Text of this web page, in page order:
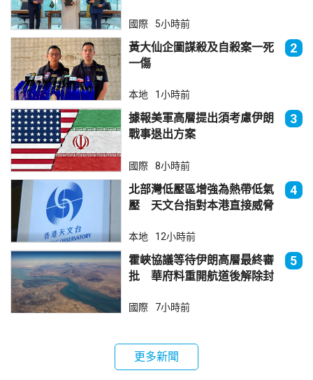
國際 5小時前
黃大仙企圖謀殺及自殺案一死
一傷
2
本地 1小時前
據報美軍高層提出須考慮伊朗
戰事退出方案
3
國際 8小時前
北部灣低壓區增強為熱帶低氣
壓 天文台指對本港直接威脅
4
本地 12小時前
霍峽協議等待伊朗高層最終審
批 華府料重開航道後解除封
5
國際 7小時前
更多新聞